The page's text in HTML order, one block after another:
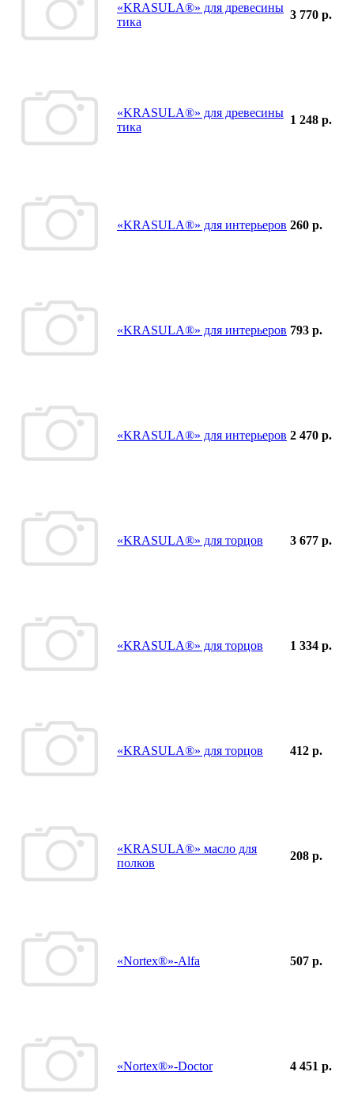
«KRASULA®» для древесины
тика
3 770 р.
«KRASULA®» для древесины
тика
1 248 р.
«KRASULA®» для интерьеров 260 р.
«KRASULA®» для интерьеров 793 р.
«KRASULA®» для интерьеров 2 470 р.
«KRASULA®» для торцов 3 677 р.
«KRASULA®» для торцов 1 334 р.
«KRASULA®» для торцов 412 р.
«KRASULA®» масло для
полков
208 р.
«Nortex®»-Alfa 507 р.
«Nortex®»-Doctor 4 451 р.